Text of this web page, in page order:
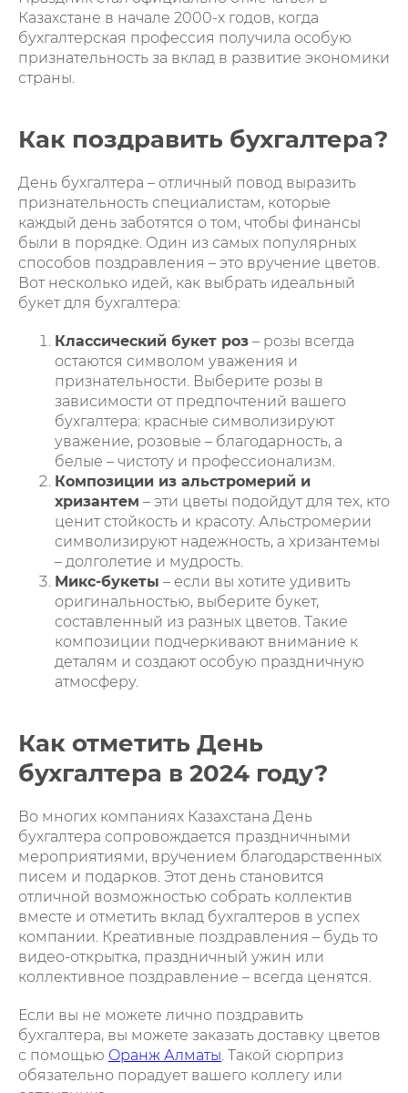
Казахстане в начале 2000-х годов, когда
бухгалтерская профессия получила особую
признательность за вклад в развитие экономики
страны.
Как поздравить бухгалтера?
День бухгалтера – отличный повод выразить
признательность специалистам, которые
каждый день заботятся о том, чтобы финансы
были в порядке. Один из самых популярных
способов поздравления – это вручение цветов.
Вот несколько идей, как выбрать идеальный
букет для бухгалтера:
Классический букет роз – розы всегда
остаются символом уважения и
признательности. Выберите розы в
зависимости от предпочтений вашего
бухгалтера: красные символизируют
уважение, розовые – благодарность, а
белые – чистоту и профессионализм.
Композиции из альстромерий и
хризантем – эти цветы подойдут для тех, кто
ценит стойкость и красоту. Альстромерии
символизируют надежность, а хризантемы
– долголетие и мудрость.
Микс-букеты – если вы хотите удивить
оригинальностью, выберите букет,
составленный из разных цветов. Такие
композиции подчеркивают внимание к
деталям и создают особую праздничную
атмосферу.
Как отметить День
бухгалтера в 2024 году?
Во многих компаниях Казахстана День
бухгалтера сопровождается праздничными
мероприятиями, вручением благодарственных
писем и подарков. Этот день становится
отличной возможностью собрать коллектив
вместе и отметить вклад бухгалтеров в успех
компании. Креативные поздравления – будь то
видео-открытка, праздничный ужин или
коллективное поздравление – всегда ценятся.
Если вы не можете лично поздравить
бухгалтера, вы можете заказать доставку цветов
с помощью Oранж Алматы. Такой сюрприз
обязательно порадует вашего коллегу или